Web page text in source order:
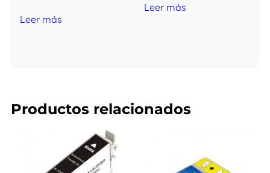
Leer más
Leer más
Productos relacionados